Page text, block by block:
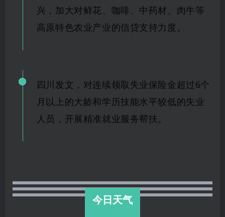
兴，加大对鲜花、咖啡、中药材、肉牛等
高原特色农业产业的信贷支持力度。
四川发文，对连续领取失业保险金超过6个
月以上的大龄和学历技能水平较低的失业
人员，开展精准就业服务帮扶。
今日天气